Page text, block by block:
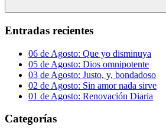
Buscar
Entradas recientes
06 de Agosto: Que yo disminuya
05 de Agosto: Dios omnipotente
03 de Agosto: Justo, y, bondadoso
02 de Agosto: Sin amor nada sirve
01 de Agosto: Renovación Diaria
Categorías